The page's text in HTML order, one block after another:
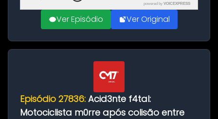
powered by VOICEXPRESS
Ver Episódio Ver Original
Episódio 27836: Acid3nte f4tal:
Motociclista m0rre após colisão entre